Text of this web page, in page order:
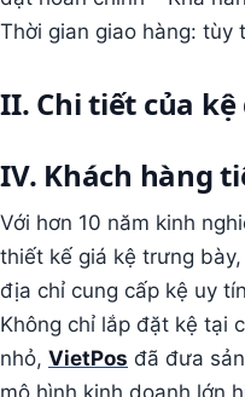
Thời gian giao hàng: tùy
II. Chi tiết của
IV. Khách hàng
Với hơn 10 năm kinh
thiết kế giá kệ trưng bày,
địa chỉ cung cấp kệ uy
Không chỉ lắp đặt kệ tại
nhỏ, VietPos đã đưa